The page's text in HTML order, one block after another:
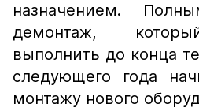
назначением.
демонтаж,
выполнить до конца
следующего года
монтажу нового